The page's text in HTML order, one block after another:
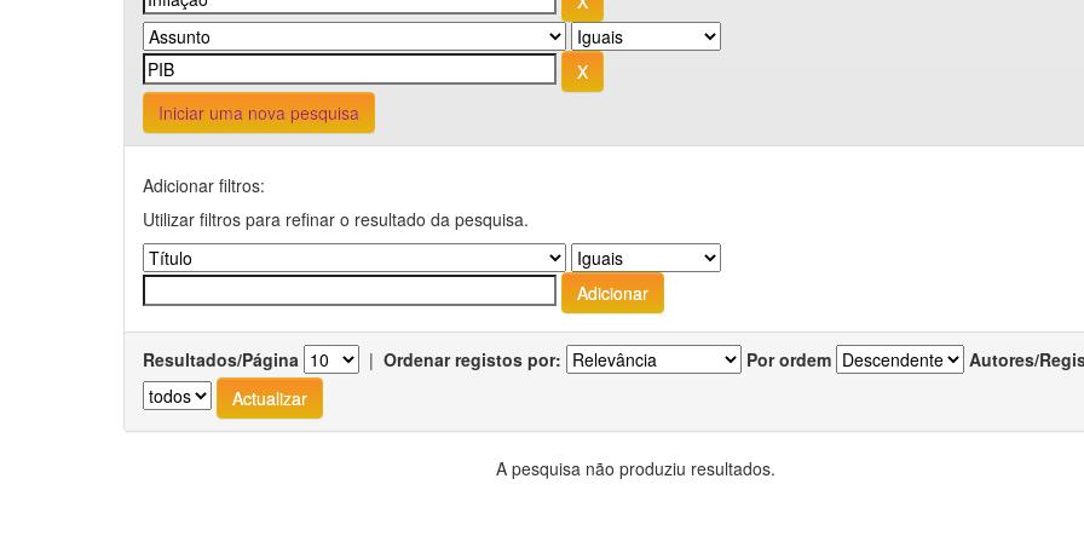
Iniciar uma nova pesquisa
Adicionar filtros:
Utilizar filtros para refinar o resultado da pesquisa.
Resultados/Página | Ordenar registos por: Por ordem Autores/
A pesquisa não produziu resultados.